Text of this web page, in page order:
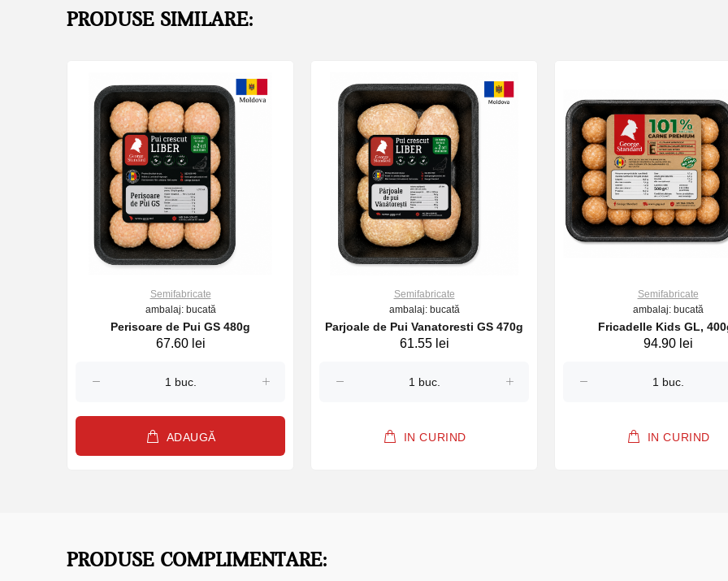
PRODUSE SIMILARE:
Semifabricate
ambalaj: bucată
Perisoare de Pui GS 480g
67.60 lei
ADAUGĂ
Semifabricate
ambalaj: bucată
Parjoale de Pui Vanatoresti GS 470g
61.55 lei
IN CURIND
Semifabricate
ambalaj: bucată
Fricadelle Kids GL,
94.90 lei
IN CURIND
PRODUSE COMPLIMENTARE: